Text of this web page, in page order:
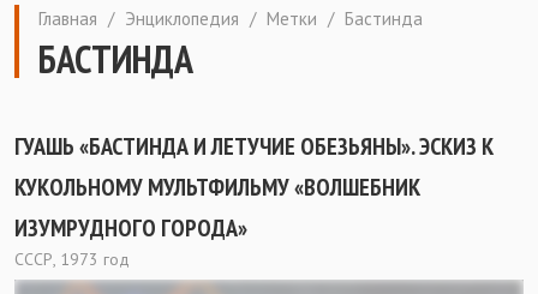
Главная / Энциклопедия / Метки / Бастинда
БАСТИНДА
ГУАШЬ «БАСТИНДА И ЛЕТУЧИЕ ОБЕЗЬЯНЫ». ЭСКИЗ К
КУКОЛЬНОМУ МУЛЬТФИЛЬМУ «ВОЛШЕБНИК
ИЗУМРУДНОГО ГОРОДА»
СССР, 1973 год